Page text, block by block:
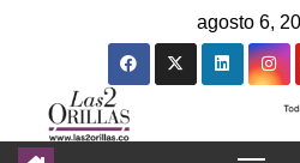
agosto 6,